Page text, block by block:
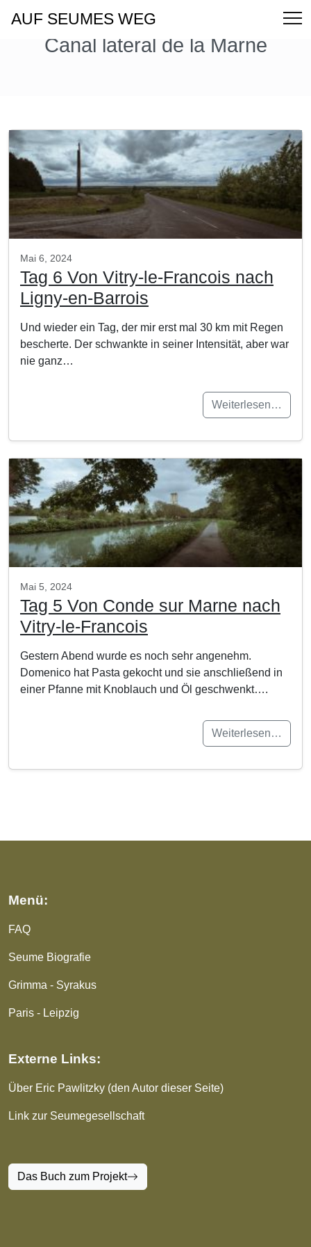
AUF SEUMES WEG
Canal lateral de la Marne
Mai 6, 2024
Tag 6 Von Vitry-le-Francois nach
Ligny-en-Barrois
Und wieder ein Tag, der mir erst mal 30 km mit Regen
bescherte. Der schwankte in seiner Intensität, aber war
nie ganz…
Weiterlesen…
Mai 5, 2024
Tag 5 Von Conde sur Marne nach
Vitry-le-Francois
Gestern Abend wurde es noch sehr angenehm.
Domenico hat Pasta gekocht und sie anschließend in
einer Pfanne mit Knoblauch und Öl geschwenkt….
Weiterlesen…
Menü:
FAQ
Seume Biografie
Grimma - Syrakus
Paris - Leipzig
Externe Links:
Über Eric Pawlitzky (den Autor dieser Seite)
Link zur Seumegesellschaft
Das Buch zum Projekt